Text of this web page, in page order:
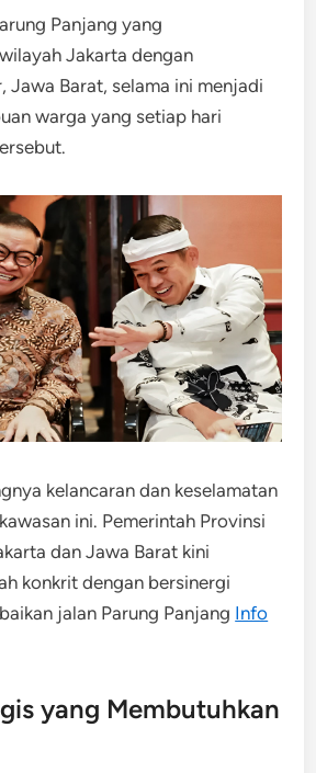
Panjang yang
Jakarta dengan
Jawa Barat, selama ini menjadi
warga yang setiap hari
kelancaran dan keselamatan
ini. Pemerintah Provinsi
dan Jawa Barat kini
konkrit dengan bersinergi
jalan Parung Panjang Info
yang Membutuhkan